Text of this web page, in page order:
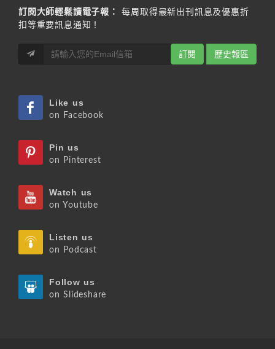
訂閱大師輕鬆讀電子報：
每周取得最新出刊訊息及優惠折
扣等重要訊息通知！
訂閱 歷史報區
Like us
on Facebook
Pin us
on Pinterest
Watch us
on Youtube
Listen us
on Podcast
Follow us
on Slideshare